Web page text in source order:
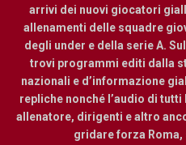
arrivi dei nuovi giocatori
allenamenti delle squadre
degli under e della serie A.
trovi programmi editi dalla
nazionali e d’informazione
repliche nonché l’audio di
allenatore, dirigenti e altro
gridare forza